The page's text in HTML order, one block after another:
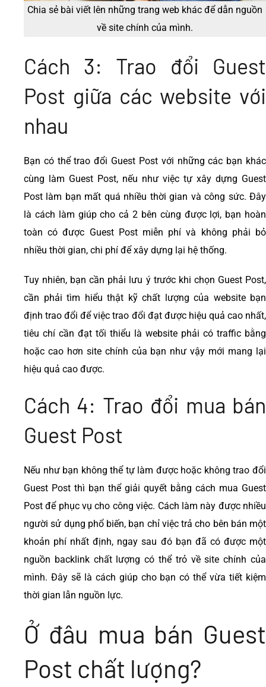
Chia sẻ bài viết lên những trang web khác để dẫn nguồn
về site chính của mình.
Cách 3: Trao đổi Guest
Post giữa các website với
nhau
Bạn có thể trao đổi Guest Post với những các bạn khác
cùng làm Guest Post, nếu như việc tự xây dựng Guest
Post làm bạn mất quá nhiều thời gian và công sức. Đây
là cách làm giúp cho cả 2 bên cùng được lợi, bạn hoàn
toàn có được Guest Post miễn phí và không phải bỏ
nhiều thời gian, chi phí để xây dựng lại hệ thống.
Tuy nhiên, bạn cần phải lưu ý trước khi chọn Guest Post,
cần phải tìm hiểu thật kỹ chất lượng của website bạn
định trao đổi để việc trao đổi đạt được hiệu quả cao nhất,
tiêu chí cần đạt tối thiểu là website phải có traffic bằng
hoặc cao hơn site chính của bạn như vậy mới mang lại
hiệu quả cao được.
Cách 4: Trao đổi mua bán
Guest Post
Nếu như bạn không thể tự làm được hoặc không trao đổi
Guest Post thì bạn thể giải quyết bằng cách mua Guest
Post để phục vụ cho công việc. Cách làm này được nhiều
người sử dụng phổ biến, bạn chỉ việc trả cho bên bán một
khoản phí nhất định, ngay sau đó bạn đã có được một
nguồn backlink chất lượng có thể trỏ về site chính của
mình. Đây sẽ là cách giúp cho bạn có thể vừa tiết kiệm
thời gian lẫn nguồn lực.
Ở đâu mua bán Guest
Post chất lượng?